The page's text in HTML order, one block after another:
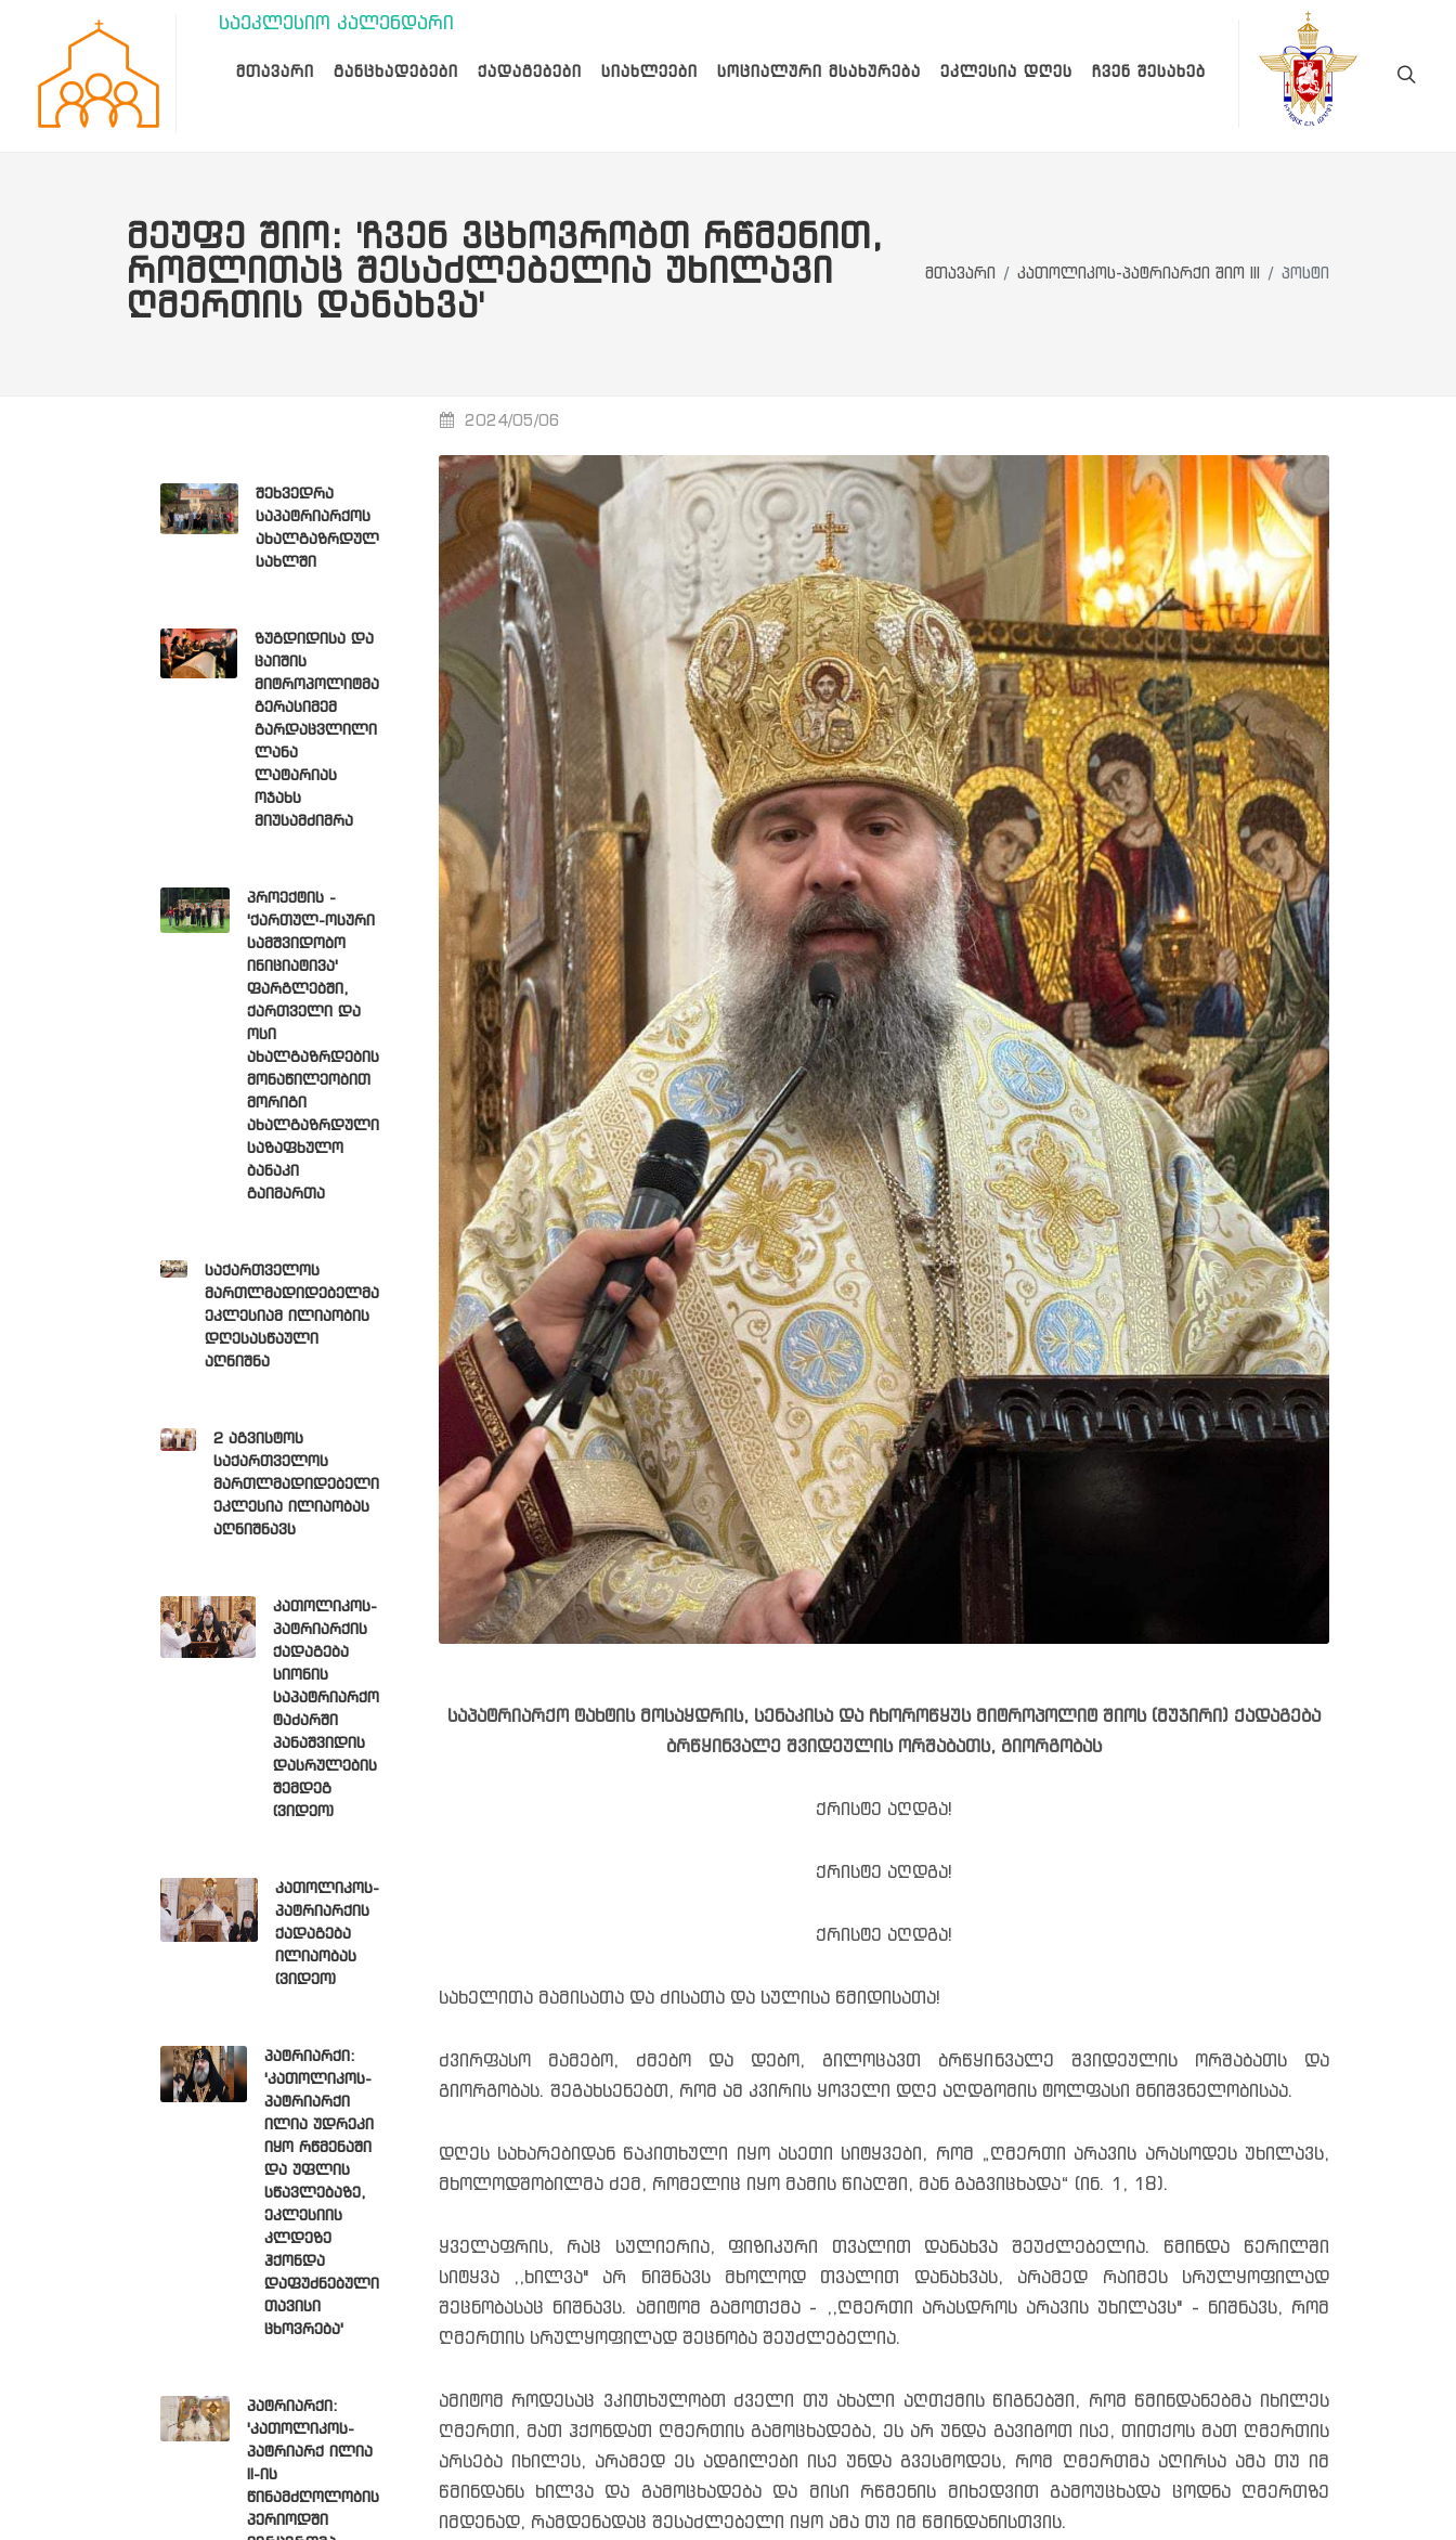
საეკლესიო კალენდარი
ᲛᲗᲐᲕᲐᲠᲘ ᲒᲐᲜᲪᲮᲐᲓᲔᲑᲔᲑᲘ ᲥᲐᲓᲐᲒᲔᲑᲔᲑᲘ ᲡᲘᲐᲮᲚᲔᲔᲑᲘ ᲡᲝᲪᲘᲐᲚᲣᲠᲘ ᲛᲡᲐᲮᲣᲠᲔᲑᲐ ᲔᲙᲚᲔᲡᲘᲐ ᲓᲦᲔᲡ ᲩᲕᲔᲜ ᲨᲔᲡᲐᲮᲔᲑ
ᲛᲔᲣᲤᲔ ᲨᲘᲝ: 'ᲩᲕᲔᲜ ᲕᲪᲮᲝᲕᲠᲝᲑᲗ ᲠᲬᲛᲔᲜᲘᲗ,
ᲠᲝᲛᲚᲘᲗᲐᲪ ᲨᲔᲡᲐᲫᲚᲔᲑᲔᲚᲘᲐ ᲣᲮᲘᲚᲐᲕᲘ
ᲦᲛᲔᲠᲗᲘᲡ ᲓᲐᲜᲐᲮᲕᲐ'
მთავარი კათოლიკოს-პატრიარქი შიო III პოსტი
2024/05/06
საპატრიარქო ტახტის მოსაყდრის, სენაკისა და ჩხოროწყუს მიტროპოლიტ შიოს (მუჯირი) ქადაგება
ბრწყინვალე შვიდეულის ორშაბათს, გიორგობას
ქრისტე აღდგა!
ქრისტე აღდგა!
ქრისტე აღდგა!
სახელითა მამისათა და ძისათა და სულისა წმიდისათა!
ძვირფასო მამებო, ძმებო და დებო, გილოცავთ ბრწყინვალე შვიდეულის ორშაბათს და
გიორგობას. შეგახსენებთ, რომ ამ კვირის ყოველი დღე აღდგომის ტოლფასი მნიშვნელობისაა.
დღეს სახარებიდან წაკითხული იყო ასეთი სიტყვები, რომ „ღმერთი არავის არასოდეს უხილავს,
მხოლოდშობილმა ძემ, რომელიც იყო მამის წიაღში, მან გაგვიცხადა“ (ინ. 1, 18).
ყველაფრის, რაც სულიერია, ფიზიკური თვალით დანახვა შეუძლებელია. წმინდა წერილში
სიტყვა ,,ხილვა" არ ნიშნავს მხოლოდ თვალით დანახვას, არამედ რაიმეს სრულყოფილად
შეცნობასაც ნიშნავს. ამიტომ გამოთქმა - ,,ღმერთი არასდროს არავის უხილავს" - ნიშნავს, რომ
ღმერთის სრულყოფილად შეცნობა შეუძლებელია.
ამიტომ როდესაც ვკითხულობთ ძველი თუ ახალი აღთქმის წიგნებში, რომ წმინდანებმა იხილეს
ღმერთი, მათ ჰქონდათ ღმერთის გამოცხადება, ეს არ უნდა გავიგოთ ისე, თითქოს მათ ღმერთის
არსება იხილეს, არამედ ეს ადგილები ისე უნდა გვესმოდეს, რომ ღმერთმა აღირსა ამა თუ იმ
წმინდანს ხილვა და გამოცხადება და მისი რწმენის მიხედვით გამოუცხადა ცოდნა ღმერთზე
იმდენად, რამდენადაც შესაძლებელი იყო ამა თუ იმ წმინდანისთვის.
შეხვედრა
საპატრიარქოს
ახალგაზრდულ
სახლში
ზუგდიდისა და
ცაიშის
მიტროპოლიტმა
გერასიმემ
გარდაცვლილი
ლანა
ლატარიას
ოჯახს
მიუსამძიმრა
პროექტის -
'ქართულ-ოსური
სამშვიდობო
ინიციატივა'
ფარგლებში,
ქართველი და
ოსი
ახალგაზრდების
მონაწილეობით
მორიგი
ახალგაზრდული
საზაფხულო
ბანაკი
გაიმართა
საქართველოს
მართლმადიდებელმა
ეკლესიამ ილიაობის
დღესასწაული
აღნიშნა
2 აგვისტოს
საქართველოს
მართლმადიდებელი
ეკლესია ილიაობას
აღნიშნავს
კათოლიკოს-
პატრიარქის
ქადაგება
სიონის
საპატრიარქო
ტაძარში
პანაშვიდის
დასრულების
შემდეგ
(ვიდეო)
კათოლიკოს-
პატრიარქის
ქადაგება
ილიაობას
(ვიდეო)
პატრიარქი:
'კათოლიკოს-
პატრიარქი
ილია უდრეკი
იყო რწმენაში
და უფლის
სწავლებაზე,
ეკლესიის
კლდეზე
ჰქონდა
დაფუძნებული
თავისი
ცხოვრება'
პატრიარქი:
'კათოლიკოს-
პატრიარქ ილია
II-ის
წინამძღოლობის
პერიოდში